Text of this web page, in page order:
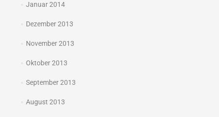
Januar 2014
Dezember 2013
November 2013
Oktober 2013
September 2013
August 2013